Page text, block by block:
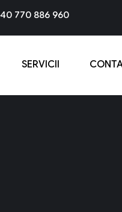
770 886 960
SERVICII